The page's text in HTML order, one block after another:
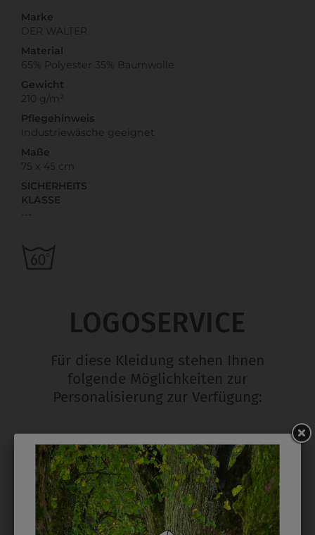
Marke
DER WALTER
Material
65% Polyester 35% Baumwolle
Gewicht
210 g/m²
Pflegehinweis
Industriewäsche geeignet
Maße
75 x 45 cm
SICHERHEITS
KLASSE
LOGOSERVICE
Für diese Kleidung stehen Ihnen
folgende Möglichkeiten zur
Personalisierung zur Verfügung:
STICK
Ab 1 Stück möglich in vielen Farben. 5mm ist
Mindesthöhe bei einem Schriftzug. Für Logos und
Namen optimal. Waschbar bis zu 95°C.